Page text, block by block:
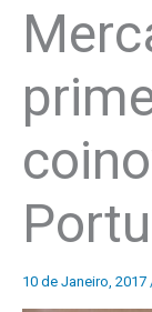
10 de Janeiro, 2017